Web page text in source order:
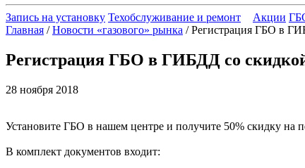
Запись на установку Техобслуживание и ремонт Акции
Главная /Новости «газового» рынка / Регистрация ГБО в
Регистрация ГБО в ГИБДД со
28 ноября 2018
Установите ГБО в нашем центре и получите 50% скидку
В комплект документов входит: